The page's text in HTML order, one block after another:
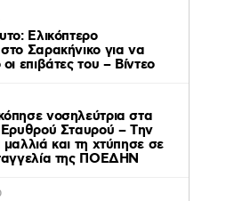
Ελικόπτερο
Σαρακήνικο για να
επιβάτες του – Βίντεο
νοσηλεύτρια στα
Ερυθρού Σταυρού – Tην
και τη χτύπησε σε
της ΠΟΕΔΗΝ